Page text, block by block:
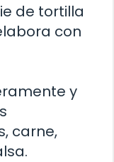
de tortilla
con
y
carne,